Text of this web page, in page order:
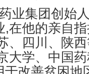
业集团创始
在他的亲自
、四川、陕
大学、中国